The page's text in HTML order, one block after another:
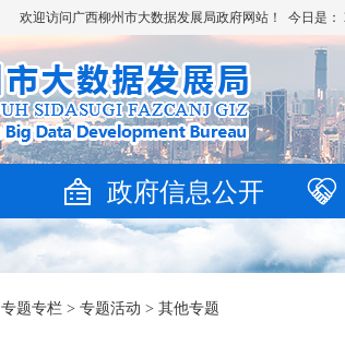
欢迎访问广西柳州市大数据发展局政府网站！ 今日是：
政府信息公开
专题专栏 > 专题活动 > 其他专题